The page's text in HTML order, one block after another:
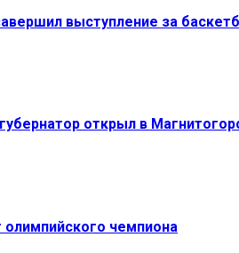
выступление за
открыл в
олимпийского чемпиона